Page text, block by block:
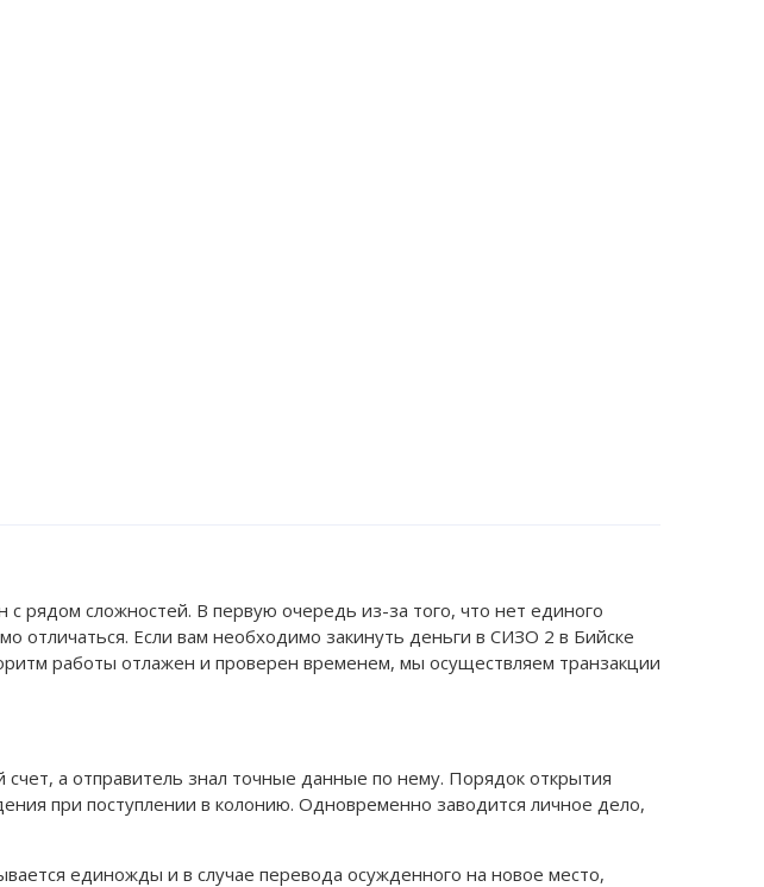
рядом сложностей. В первую очередь из-за того, что нет единого
отличаться. Если вам необходимо закинуть деньги в СИЗО 2 в Бийске
работы отлажен и проверен временем, мы осуществляем транзакции
а отправитель знал точные данные по нему. Порядок открытия
при поступлении в колонию. Одновременно заводится личное дело,
единожды и в случае перевода осужденного на новое место,